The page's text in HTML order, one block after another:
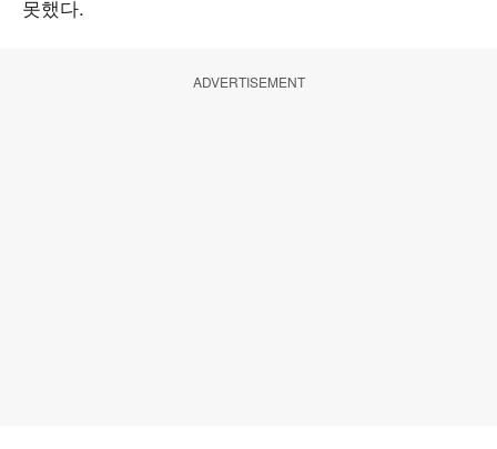
못했다.
ADVERTISEMENT